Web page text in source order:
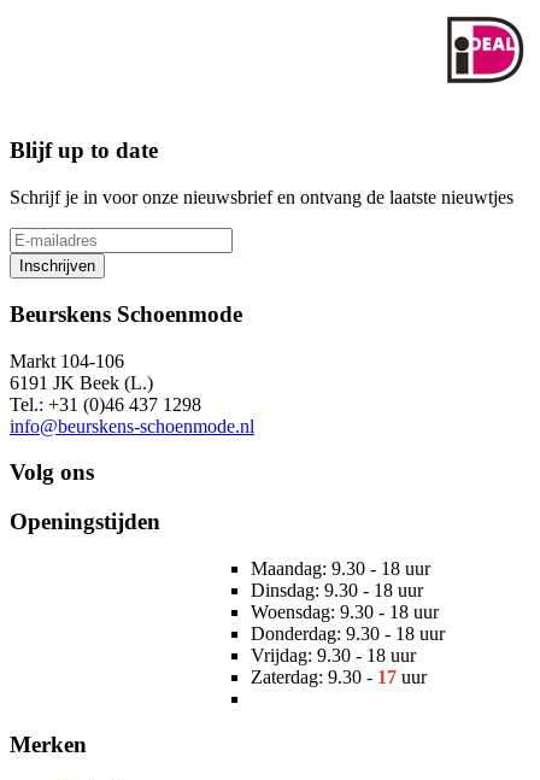
Blijf up to date
Schrijf je in voor onze nieuwsbrief en ontvang de laatste nieuwtjes
Inschrijven
Beurskens Schoenmode
Markt 104-106
6191 JK Beek (L.)
Tel.: +31 (0)46 437 1298
info@beurskens-schoenmode.nl
Volg ons
Openingstijden
Maandag: 9.30 - 18 uur
Dinsdag: 9.30 - 18 uur
Woensdag: 9.30 - 18 uur
Donderdag: 9.30 - 18 uur
Vrijdag: 9.30 - 18 uur
Zaterdag: 9.30 - 17 uur
Merken